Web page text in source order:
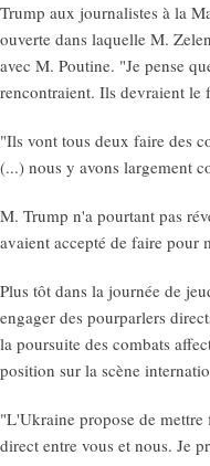
Trump aux journalistes à la
ouverte dans laquelle M.
avec M. Poutine. "Je pense
rencontraient. Ils devraient le
"Ils vont tous deux faire des
(...) nous y avons largement
M. Trump n'a pourtant pas
avaient accepté de faire pour
Plus tôt dans la journée de
engager des pourparlers
la poursuite des combats
position sur la scène
"L'Ukraine propose de mettre
direct entre vous et nous. Je